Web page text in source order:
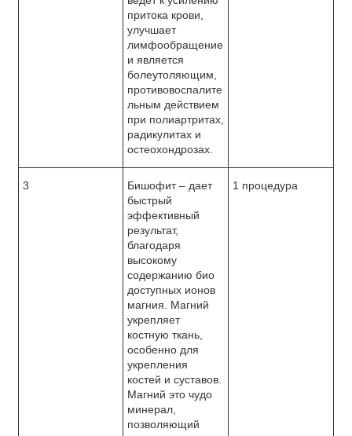
притока крови,
улучшает
лимфообращение
и является
болеутоляющим,
противовоспалите
льным действием
при полиартритах,
радикулитах и
остеохондрозах.
3
Бишофит – дает
быстрый
эффективный
результат,
благодаря
высокому
содержанию био
доступных ионов
магния. Магний
укрепляет
костную ткань,
особенно для
укрепления
костей и суставов.
Магний это чудо
минерал,
позволяющий
1 процедура